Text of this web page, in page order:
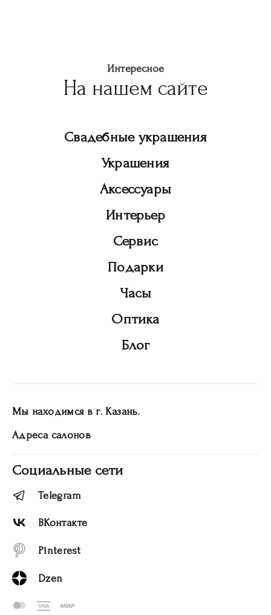
Интересное
На нашем сайте
Свадебные украшения
Украшения
Аксессуары
Интерьер
Сервис
Подарки
Часы
Оптика
Блог
Мы находимся в г. Казань.
Адреса салонов
Социальные сети
Telegram
ВКонтакте
Pinterest
Dzen